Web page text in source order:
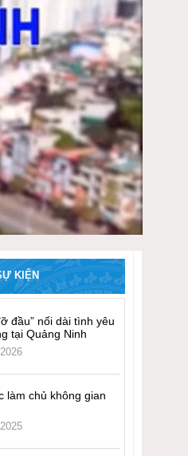
KIỆN
đầu” nối dài tình yêu
tại Quảng Ninh
làm chủ không gian